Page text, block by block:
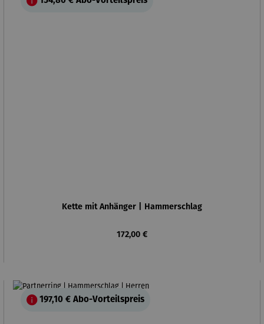
Kette mit Anhänger | Hammerschlag
Regulärer Preis:
172,00 €
197,10 € Abo-Vorteilspreis